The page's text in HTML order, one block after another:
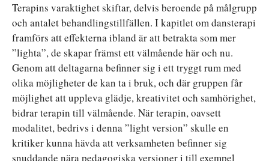
Terapins varaktighet skiftar, delvis beroende på målgrupp
och antalet behandlingstillfällen. I kapitlet om dansterapi
framförs att effekterna ibland är att betrakta som mer
”lighta”, de skapar främst ett välmående här och nu.
Genom att deltagarna befinner sig i ett tryggt rum med
olika möjligheter de kan ta i bruk, och där gruppen får
möjlighet att uppleva glädje, kreativitet och samhörighet,
bidrar terapin till välmående. När terapin, oavsett
modalitet, bedrivs i denna ”light version” skulle en
kritiker kunna hävda att verksamheten befinner sig
snuddande nära pedagogiska versioner i till exempel